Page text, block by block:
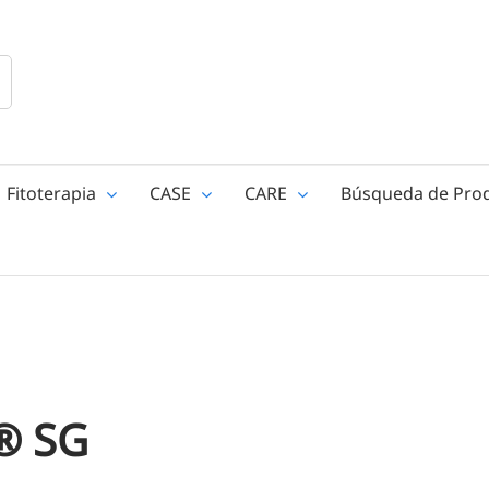
Fitoterapia CASE CARE Búsqueda de
SG